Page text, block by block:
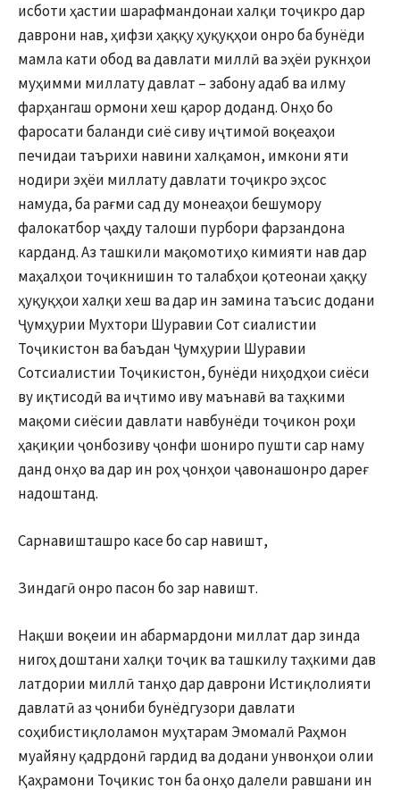
исботи ҳастии шарафмандонаи халқи тоҷикро дар
даврони нав, ҳифзи ҳаққу ҳуқуқҳои онро ба бунёди
мамла кати обод ва давлати миллӣ ва эҳёи рукнҳои
муҳимми миллату давлат – забону адаб ва илму
фарҳангаш ормони хеш қарор доданд. Онҳо бо
фаросати баланди сиё сиву иҷтимоӣ воқеаҳои
печидаи таърихи навини халқамон, имкони яти
нодири эҳёи миллату давлати тоҷикро эҳсос
намуда, ба рағми сад ду монеаҳои бешумору
фалокатбор ҷаҳду талоши пурбори фарзандона
карданд. Аз ташкили мақомотиҳо кимияти нав дар
маҳалҳои тоҷикнишин то талабҳои қотеонаи ҳаққу
ҳуқуқҳои халқи хеш ва дар ин замина таъсис додани
Ҷумҳурии Мухтори Шуравии Сот сиалистии
Тоҷикистон ва баъдан Ҷумҳурии Шуравии
Сотсиалистии Тоҷикистон, бунёди ниҳодҳои сиёси
ву иқтисодӣ ва иҷтимо иву маънавӣ ва таҳкими
мақоми сиёсии давлати навбунёди тоҷикон роҳи
ҳақиқии ҷонбозиву ҷонфи шониро пушти сар наму
данд онҳо ва дар ин роҳ ҷонҳои ҷавонашонро дареғ
надоштанд.
Сарнавишташро касе бо сар навишт,
Зиндагӣ онро пасон бо зар навишт.
Нақши воқеии ин абармардони миллат дар зинда
нигоҳ доштани халқи тоҷик ва ташкилу таҳкими дав
латдории миллӣ танҳо дар даврони Истиқлолияти
давлатӣ аз ҷониби бунёдгузори давлати
соҳибистиқлоламон муҳтарам Эмомалӣ Раҳмон
муайяну қадрдонӣ гардид ва додани унвонҳои олии
Қаҳрамони Тоҷикис тон ба онҳо далели равшани ин